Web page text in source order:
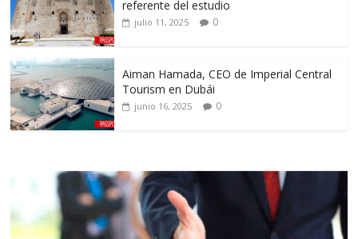
referente del estudio
julio 11, 2025 0
Aiman Hamada, CEO de Imperial Central
Tourism en Dubái
junio 16, 2025 0